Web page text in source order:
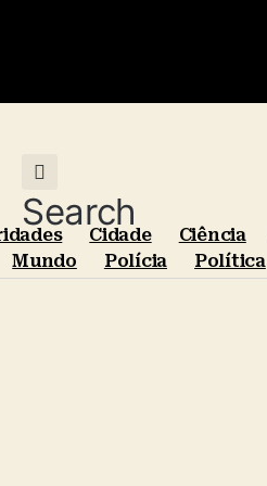
Search
Cidade Ciência
Mundo Polícia Política